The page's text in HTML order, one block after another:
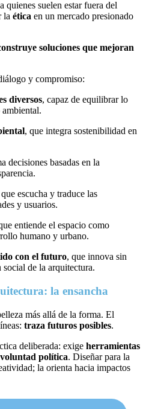
quienes suelen estar fuera del
la ética en un mercado presionado
soluciones que mejoran
y compromiso:
diversos, capaz de equilibrar lo
, que integra sostenibilidad en
decisiones basadas en la
que escucha y traduce las
y usuarios.
entiende el espacio como
humano y urbano.
con el futuro, que innova sin
de la arquitectura.
la ensancha
más allá de la forma. El
traza futuros posibles.
deliberada: exige herramientas
voluntad política. Diseñar para la
la orienta hacia impactos